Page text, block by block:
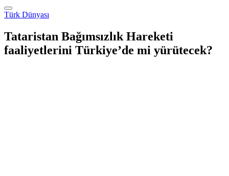
Türk Dünyası
Tataristan Bağımsızlık Hareketi
faaliyetlerini Türkiye’de mi yürütecek?